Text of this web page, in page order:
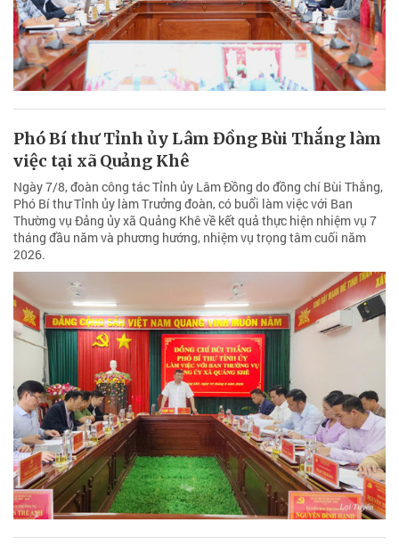
Phó Bí thư Tỉnh ủy Lâm Đồng Bùi Thắng làm
việc tại xã Quảng Khê
Ngày 7/8, đoàn công tác Tỉnh ủy Lâm Đồng do đồng chí Bùi Thắng,
Phó Bí thư Tỉnh ủy làm Trưởng đoàn, có buổi làm việc với Ban
Thường vụ Đảng ủy xã Quảng Khê về kết quả thực hiện nhiệm vụ 7
tháng đầu năm và phương hướng, nhiệm vụ trọng tâm cuối năm
2026.